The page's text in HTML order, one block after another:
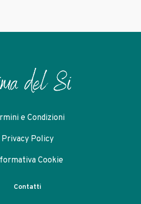
e Condizioni
Privacy Policy
Cookie
Contatti